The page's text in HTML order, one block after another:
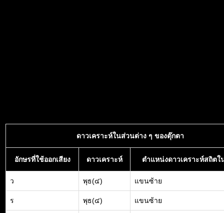
ดาวเคราะห์ในส่วนต่าง ๆ ของตุ๊กตา
อักษรที่ใช้ออกเสียง ดาวเคราะห์ ตำแหน่งดาวเคราะห์สถิตใ
ว พุธ(๔) แขนซ้าย
ร พุธ(๔) แขนซ้าย